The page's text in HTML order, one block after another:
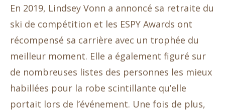
En 2019, Lindsey Vonn a annoncé sa retraite du
ski de compétition et les ESPY Awards ont
récompensé sa carrière avec un trophée du
meilleur moment. Elle a également figuré sur
de nombreuses listes des personnes les mieux
habillées pour la robe scintillante qu’elle
portait lors de l’événement. Une fois de plus,